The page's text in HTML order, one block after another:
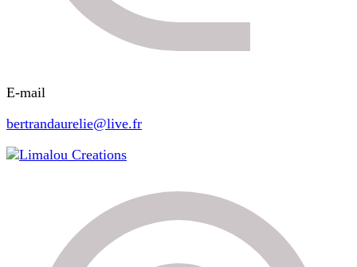
E-mail
bertrandaurelie@live.fr
Limalou Creations